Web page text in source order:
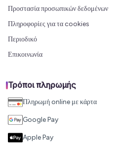
Προστασία προσωπικών δεδομένων
Πληροφορίες για τα cookies
Περιοδικό
Επικοινωνία
Τρόποι πληρωμής
Πληρωμή online με κάρτα
Google Pay
Apple Pay